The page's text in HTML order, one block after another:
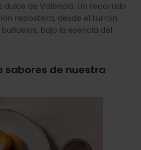
dulce de València. Un recorrido
repostera, desde el turrón
bajo la esencia del
sabores de nuestra